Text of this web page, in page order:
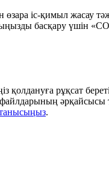
іс-қимыл жасау
басқару үшін
қолдануға рұқсат
әрқайсысы
.